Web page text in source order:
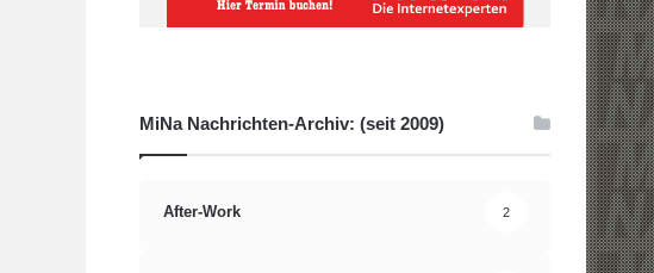
MiNa Nachrichten-Archiv: (seit 2009)
After-Work 2